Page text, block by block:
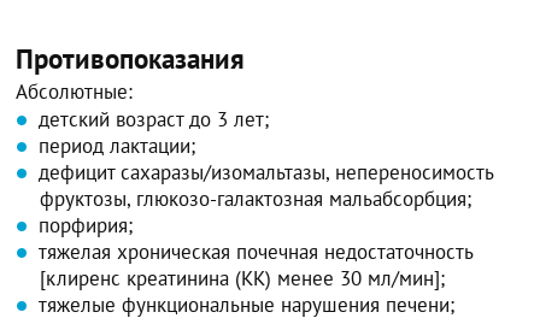
Противопоказания
Абсолютные:
детский возраст до 3 лет;
период лактации;
дефицит сахаразы/изомальтазы, непереносимость
фруктозы, глюкозо-галактозная мальабсорбция;
порфирия;
тяжелая хроническая почечная недостаточность
[клиренс креатинина (КК) менее 30 мл/мин];
тяжелые функциональные нарушения печени;